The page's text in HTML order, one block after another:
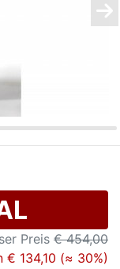
Preis € 454,00
€ 134,10 (≈ 30%)